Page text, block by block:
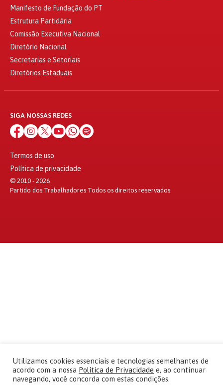
Manifesto de Fundação do PT
Estrutura Partidária
Comissão Executiva Nacional
Diretório Nacional
Secretarias e Setoriais
Diretórios Estaduais
SIGA NOSSAS REDES
Termos de uso
Política de privacidade
© 2010 - 2026
Partido dos Trabalhadores Todos os direitos reservados
Utilizamos cookies essenciais e tecnologias semelhantes de
acordo com a nossa Política de Privacidade e, ao continuar
navegando, você concorda com estas condições.